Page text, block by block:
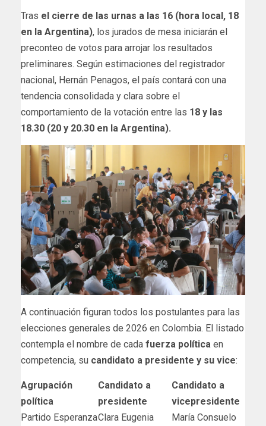
Tras el cierre de las urnas a las 16 (hora local, 18
en la Argentina), los jurados de mesa iniciarán el
preconteo de votos para arrojar los resultados
preliminares. Según estimaciones del registrador
nacional, Hernán Penagos, el país contará con una
tendencia consolidada y clara sobre el
comportamiento de la votación entre las 18 y las
18.30 (20 y 20.30 en la Argentina).
A continuación figuran todos los postulantes para las
elecciones generales de 2026 en Colombia. El listado
contempla el nombre de cada fuerza política en
competencia, su candidato a presidente y su vice:
Agrupación
política
Candidato a
presidente
Candidato a
vicepresidente
Partido EsperanzaClara Eugenia María Consuelo